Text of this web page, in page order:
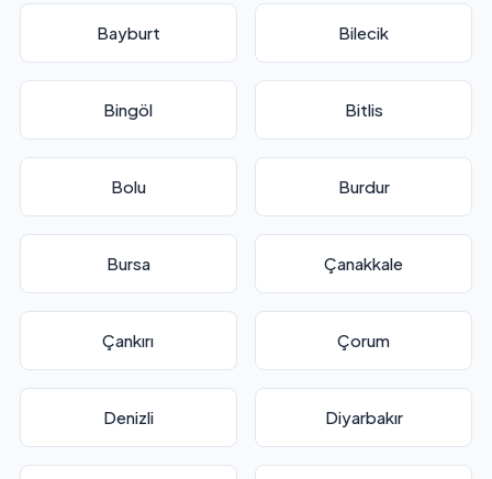
Bayburt Bilecik
Bingöl Bitlis
Bolu Burdur
Bursa Çanakkale
Çankırı Çorum
Denizli Diyarbakır